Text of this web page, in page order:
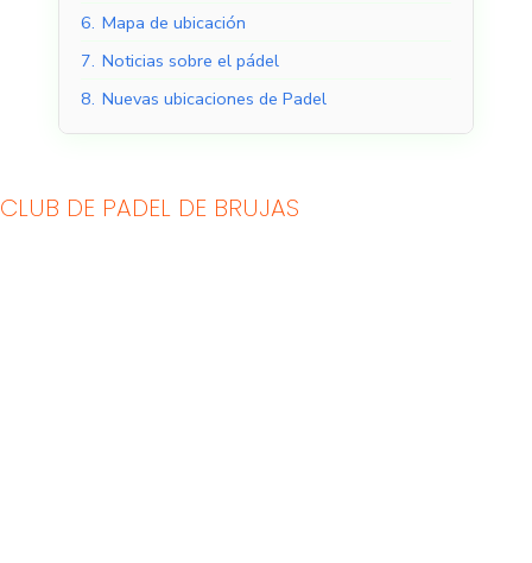
6. Mapa de ubicación
7. Noticias sobre el pádel
8. Nuevas ubicaciones de Padel
CLUB DE PADEL DE BRUJAS